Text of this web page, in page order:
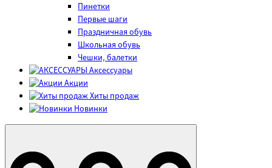
Пинетки
Первые шаги
Праздничная обувь
Школьная обувь
Чешки, балетки
Аксессуары
Акции
Хиты продаж
Новинки